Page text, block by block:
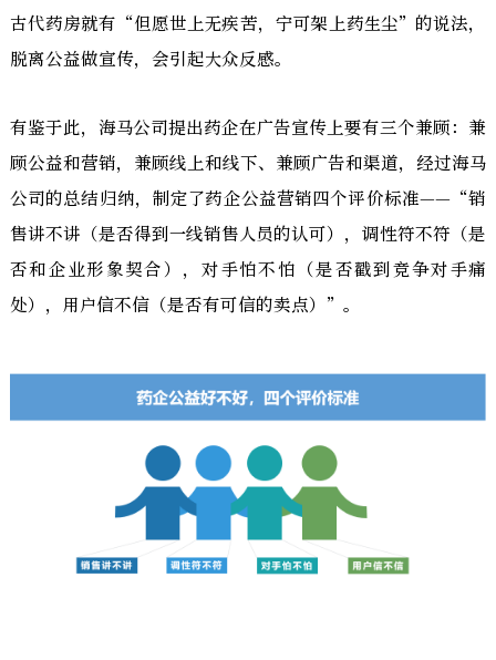
古代药房就有“但愿世上无疾苦，宁可架上药生尘”的说法，
脱离公益做宣传，会引起大众反感。
有鉴于此，海马公司提出药企在广告宣传上要有三个兼顾：兼
顾公益和营销，兼顾线上和线下、兼顾广告和渠道，经过海马
公司的总结归纳，制定了药企公益营销四个评价标准——“销
售讲不讲（是否得到一线销售人员的认可），调性符不符（是
否和企业形象契合），对手怕不怕（是否戳到竞争对手痛
处），用户信不信（是否有可信的卖点）”。